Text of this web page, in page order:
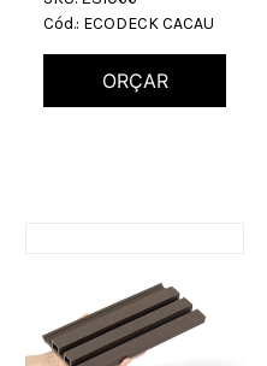
Cód.: ECODECK CACAU
ORÇAR